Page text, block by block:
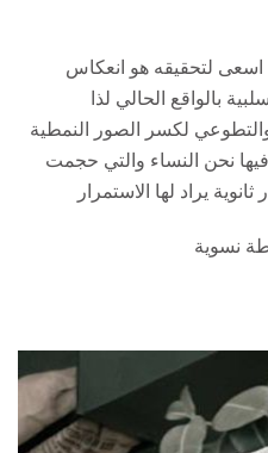
اسعى لتحقيقه هو انعكاس
بالواقع الحالي لذا
لكسر الصور النمطية
فيها نحن النساء والتي حجمت